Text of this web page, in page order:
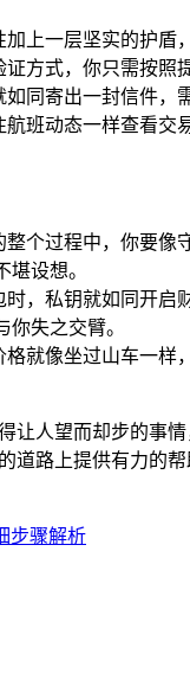
加上一层坚实的护盾
方式，你只需按照
如同寄出一封信件
班动态一样查看交
整个过程中，你要
设想。
时，私钥就如同开
失之交臂。
格就像坐过山车一样
让人望而却步的事
道路上提供有力的帮
步骤解析